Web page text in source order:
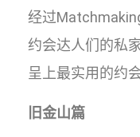
经过
约会达人们的私
呈上最实用的约
旧金山篇